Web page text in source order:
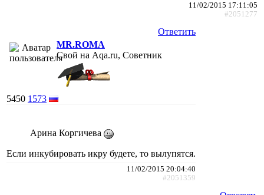
11/02/2015 17:11:05
#2051277
Ответить
MR.ROMA
Свой на Aqa.ru, Советник
5450 1573
Арина Коргичева
Если инкубировать икру будете, то вылупятся.
11/02/2015 20:04:40
#2051359